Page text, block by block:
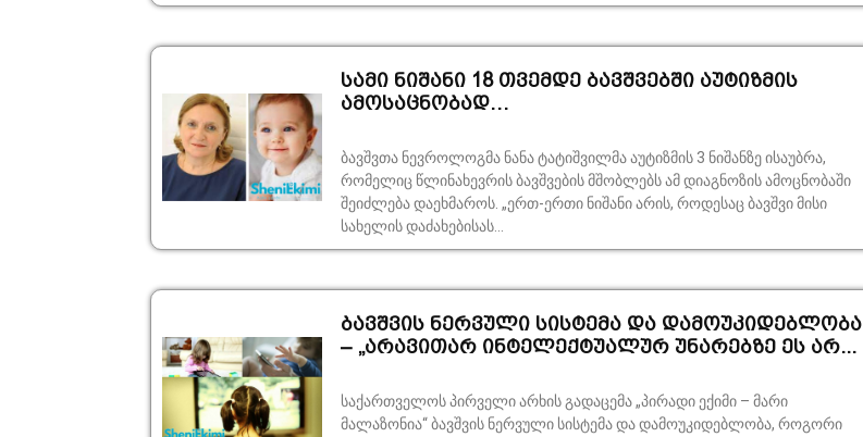
სამი ნიშანი 18 თვემდე ბავშვებში აუტიზმის
ამოსაცნობად…
ბავშვთა ნევროლოგმა ნანა ტატიშვილმა აუტიზმის 3 ნიშანზე ისაუბრა,
რომელიც წლინახევრის ბავშვების მშობლებს ამ დიაგნოზის ამოცნობაში
შეიძლება დაეხმაროს. „ერთ-ერთი ნიშანი არის, როდესაც ბავშვი მისი
სახელის დაძახებისას...
ბავშვის ნერვული სისტემა და დამოუკიდებლობა
– „არავითარ ინტელექტუალურ უნარებზე ეს არ...
​საქართველოს პირველი არხის გადაცემა „პირადი ექიმი – მარი
მალაზონია“ ბავშვის ნერვული სისტემა და დამოუკიდებლობა, როგორი